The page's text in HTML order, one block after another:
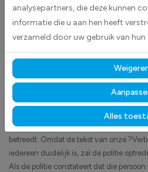
toegang op een voor hem blijkbare wijze
verboden, bevindt of daar vee laat
geldboete van de eerste categorie.?
is en dat het niet mag worden
iemand niet aantonen dat hij of zij is
dan maakt diegene inbreuk op het
grondbezitter. En dat is uiteraard strafbaar.
inschakelen als iemand mijn
Jazeker, je kunt de politie inschakelen
betreedt. Omdat de tekst van onze
iedereen duidelijk is, zal de politie
Als de politie constateert dat die
analysepartners, die deze kunnen
informatie die u aan hen heeft
verzameld door uw gebruik van hun
Alles